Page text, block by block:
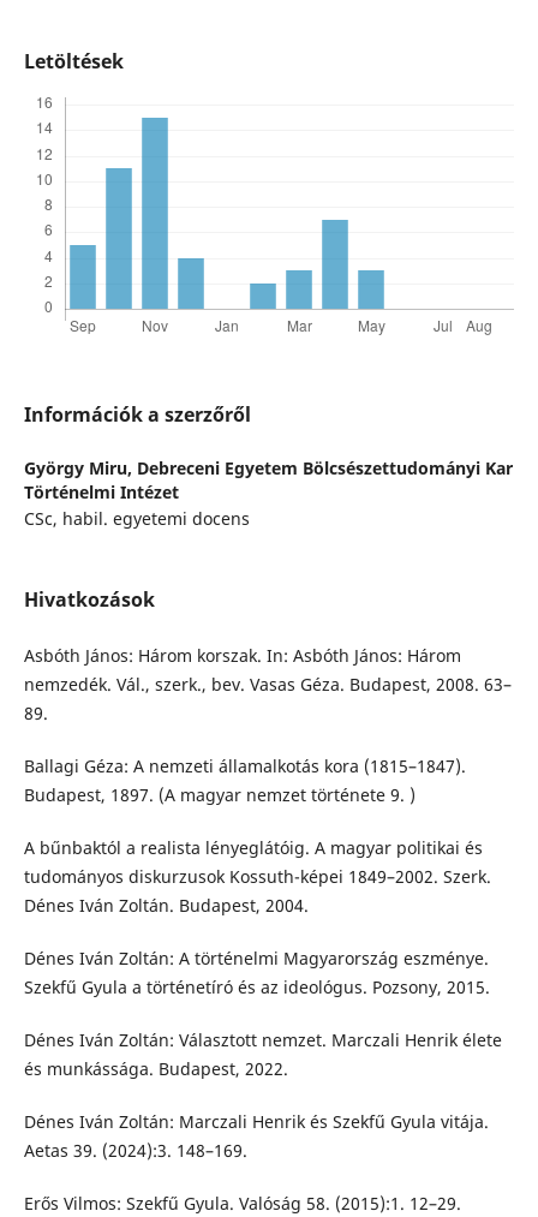
Letöltések
Információk a szerzőről
György Miru, Debreceni Egyetem Bölcsészettudományi Kar
Történelmi Intézet
CSc, habil. egyetemi docens
Hivatkozások
Asbóth János: Három korszak. In: Asbóth János: Három
nemzedék. Vál., szerk., bev. Vasas Géza. Budapest, 2008. 63–
89.
Ballagi Géza: A nemzeti államalkotás kora (1815–1847).
Budapest, 1897. (A magyar nemzet története 9. )
A bűnbaktól a realista lényeglátóig. A magyar politikai és
tudományos diskurzusok Kossuth-képei 1849–2002. Szerk.
Dénes Iván Zoltán. Budapest, 2004.
Dénes Iván Zoltán: A történelmi Magyarország eszménye.
Szekfű Gyula a történetíró és az ideológus. Pozsony, 2015.
Dénes Iván Zoltán: Választott nemzet. Marczali Henrik élete
és munkássága. Budapest, 2022.
Dénes Iván Zoltán: Marczali Henrik és Szekfű Gyula vitája.
Aetas 39. (2024):3. 148–169.
Erős Vilmos: Szekfű Gyula. Valóság 58. (2015):1. 12–29.